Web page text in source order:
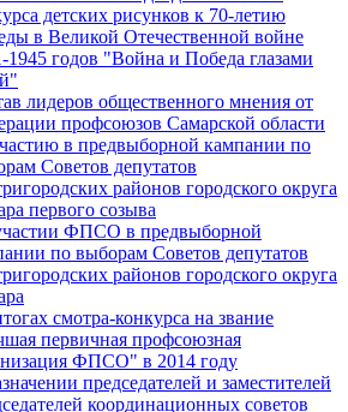
детских рисунков к 70-летию
в Великой Отечественной войне
1945 годов "Война и Победа глазами
лидеров общественного мнения от
профсоюзов Самарской области
в предвыборной кампании по
Советов депутатов
районов городского округа
первого созыва
ФПСО в предвыборной
по выборам Советов депутатов
районов городского округа
смотра-конкурса на звание
первичная профсоюзная
ФПСО" в 2014 году
председателей и заместителей
координационных советов